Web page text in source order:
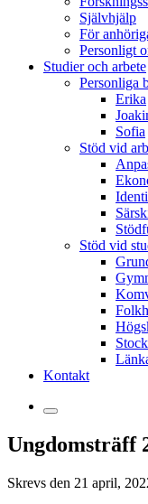
Självhjälp
För
Personligt
Studier och arbete
Personliga
Erika
Sofia
Stöd vid
Stöd vid
Kontakt
Ungdomsträff
Skrevs den 21 april,